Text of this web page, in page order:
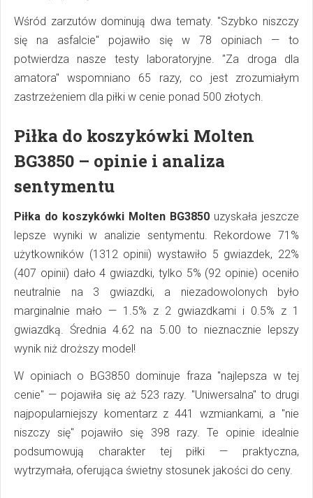
Wśród zarzutów dominują dwa tematy. "Szybko niszczy
się na asfalcie" pojawiło się w 78 opiniach — to
potwierdza nasze testy laboratoryjne. "Za droga dla
amatora" wspomniano 65 razy, co jest zrozumiałym
zastrzeżeniem dla piłki w cenie ponad 500 złotych.
Piłka do koszykówki Molten
BG3850 – opinie i analiza
sentymentu
Piłka do koszykówki Molten BG3850 uzyskała jeszcze
lepsze wyniki w analizie sentymentu. Rekordowe 71%
użytkowników (1312 opinii) wystawiło 5 gwiazdek, 22%
(407 opinii) dało 4 gwiazdki, tylko 5% (92 opinie) oceniło
neutralnie na 3 gwiazdki, a niezadowolonych było
marginalnie mało — 1.5% z 2 gwiazdkami i 0.5% z 1
gwiazdką. Średnia 4.62 na 5.00 to nieznacznie lepszy
wynik niż droższy model!
W opiniach o BG3850 dominuje fraza "najlepsza w tej
cenie" — pojawiła się aż 523 razy. "Uniwersalna" to drugi
najpopularniejszy komentarz z 441 wzmiankami, a "nie
niszczy się" pojawiło się 398 razy. Te opinie idealnie
podsumowują charakter tej piłki — praktyczna,
wytrzymała, oferująca świetny stosunek jakości do ceny.